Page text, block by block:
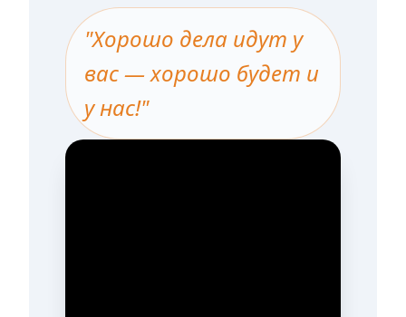
"Хорошо дела идут у
вас — хорошо будет и
у нас!"